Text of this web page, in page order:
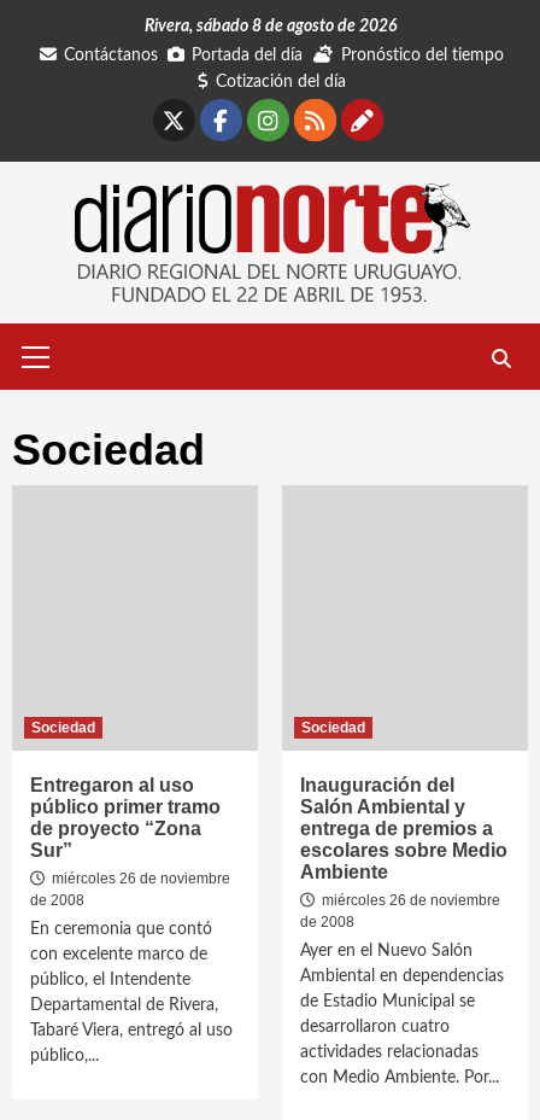
Rivera, sábado 8 de agosto de 2026
Contáctanos
Portada del día
Pronóstico del tiempo
Cotización del día
Facebook
Instagram
RSSContáctanos
primario
Sociedad
Sociedad
Entregaron al uso
público primer tramo
de proyecto “Zona
Sur”
miércoles 26 de noviembre
de 2008
En ceremonia que contó
con excelente marco de
público, el Intendente
Departamental de Rivera,
Tabaré Viera, entregó al uso
público,...
Sociedad
Inauguración del
Salón Ambiental y
entrega de premios a
escolares sobre Medio
Ambiente
miércoles 26 de noviembre
de 2008
Ayer en el Nuevo Salón
Ambiental en dependencias
de Estadio Municipal se
desarrollaron cuatro
actividades relacionadas
con Medio Ambiente. Por...